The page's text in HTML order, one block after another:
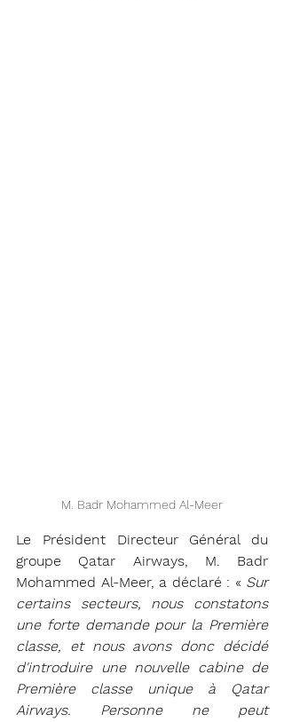
M. Badr Mohammed Al-Meer
Le Président Directeur Général du
groupe Qatar Airways, M. Badr
Mohammed Al-Meer, a déclaré : « Sur
certains secteurs, nous constatons
une forte demande pour la Première
classe, et nous avons donc décidé
d'introduire une nouvelle cabine de
Première classe unique à Qatar
Airways. Personne ne peut